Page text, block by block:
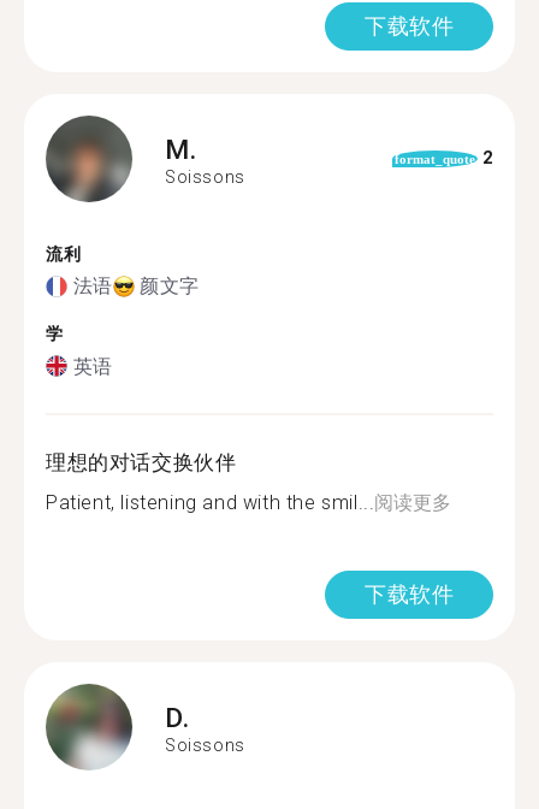
下载软件
M.
Soissons
format_quote 2
流利
法语 颜文字
学
英语
理想的对话交换伙伴
Patient, listening and with the smil... 阅读更多
下载软件
D.
Soissons